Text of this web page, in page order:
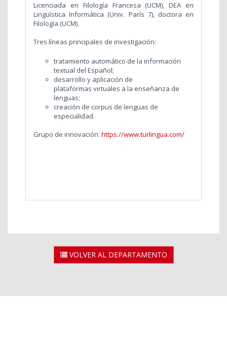
Licenciada en Filología Francesa (UCM), DEA en
Lingüística Informática (Univ. París 7), doctora en
Filología (UCM).
Tres líneas principales de investigación:
tratamiento automático de la información
textual del Español;
desarrollo y aplicación de
plataformas virtuales a la enseñanza de
lenguas;
creación de corpus de lenguas de
especialidad.
Grupo de innovación: https://www.turlingua.com/
VOLVER AL DEPARTAMENTO